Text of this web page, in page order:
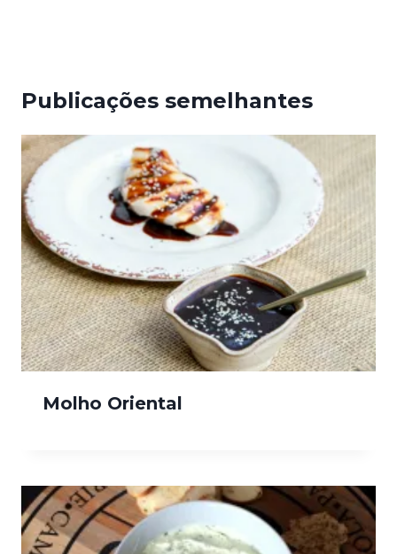
Publicações semelhantes
Molho Oriental